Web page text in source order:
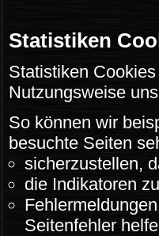
Statistiken
Statistiken
Nutzungsweise
So können wir
besuchte Seiten
sicherzustellen,
die Indikatoren
Seitenfehler